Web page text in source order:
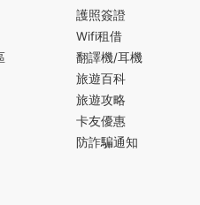
護照簽證
Wifi租借
翻譯機/耳機
旅遊百科
旅遊攻略
卡友優惠
防詐騙通知